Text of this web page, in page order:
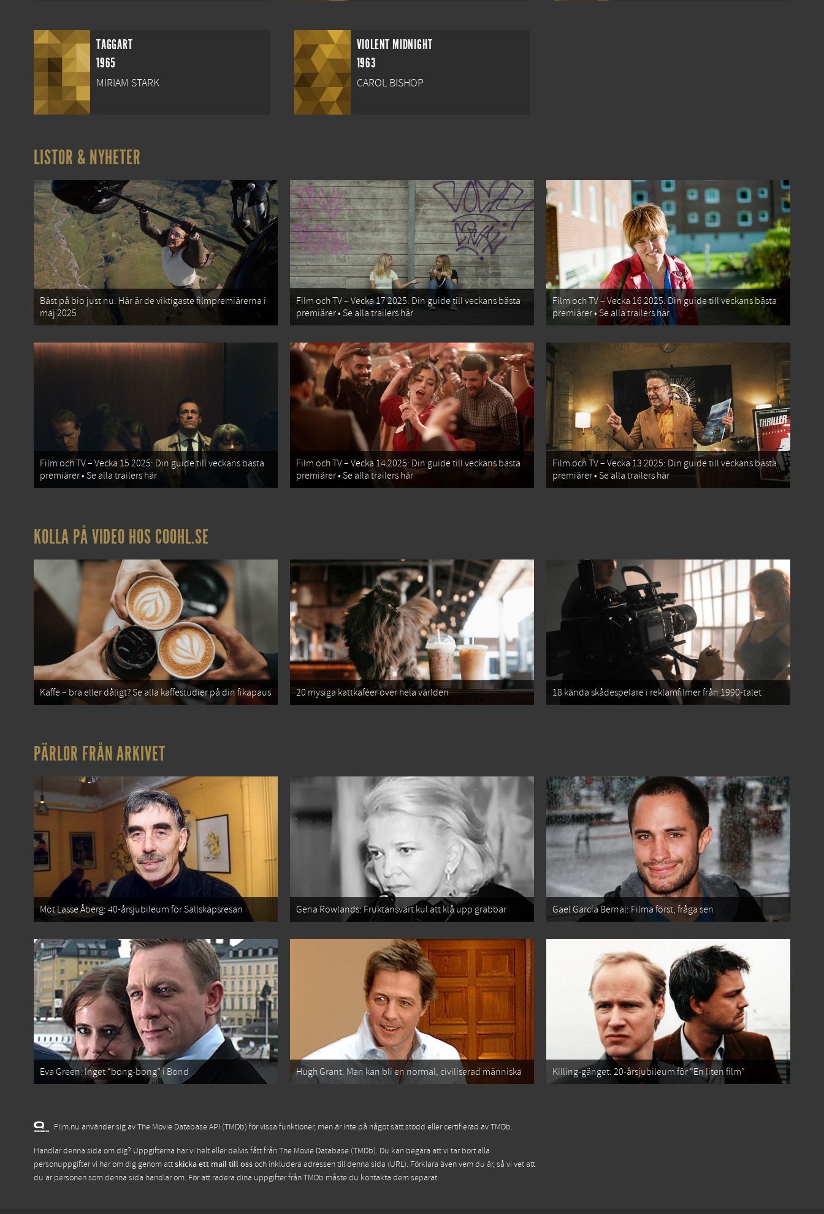
TAGGART
1965
MIRIAM STARK
VIOLENT MIDNIGHT
1963
CAROL BISHOP
LISTOR & NYHETER
Bäst på bio just nu: Här är de viktigaste filmpremiärerna i
maj 2025
Film och TV – Vecka 17 2025: Din guide till veckans bästa
premiärer • Se alla trailers här
Film och TV – Vecka 16 2025: Din guide till veckans bästa
premiärer • Se alla trailers här
Film och TV – Vecka 15 2025: Din guide till veckans bästa
premiärer • Se alla trailers här
Film och TV – Vecka 14 2025: Din guide till veckans bästa
premiärer • Se alla trailers här
Film och TV – Vecka 13 2025: Din guide till veckans bästa
premiärer • Se alla trailers här
KOLLA PÅ VIDEO HOS COOHL.SE
Kaffe – bra eller dåligt? Se alla kaffestudier på din fikapaus 20 mysiga kattkaféer över hela världen 18 kända skådespelare i reklamfilmer från 1990-talet
PÄRLOR FRÅN ARKIVET
Möt Lasse Åberg: 40-årsjubileum för Sällskapsresan Gena Rowlands: Fruktansvärt kul att klå upp grabbar Gael García Bernal: Filma först, fråga sen
Eva Green: Inget “bong-bong” i Bond Hugh Grant: Man kan bli en normal, civiliserad människa Killing-gänget: 20-årsjubileum för “En liten film”
Film.nu använder sig av The Movie Database API (TMDb) för vissa funktioner, men är inte på något sätt stödd eller certifierad av TMDb.
Handlar denna sida om dig? Uppgifterna har vi helt eller delvis fått frånThe Movie Database (TMDb). Du kan begära att vi tar bort alla
personuppgifter vi har om dig genom attskicka ett mail till ossoch inkludera adressen till denna sida (URL). Förklara även vem du är, så vi vet att
du är personen som denna sida handlar om. För att radera dina uppgifter från TMDb måste du kontakta dem separat.